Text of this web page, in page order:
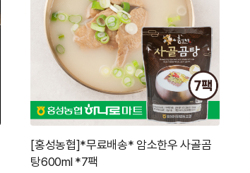
[홍성농협]*무료배송* 암소한우 사골곰
탕600ml *7팩